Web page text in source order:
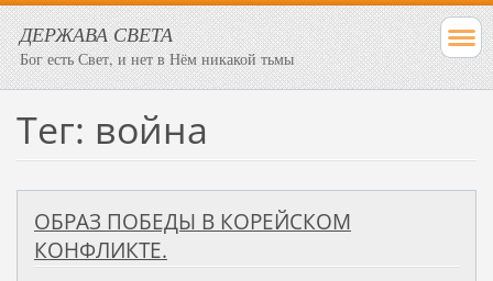
ДЕРЖАВА СВЕТА
Бог есть Свет, и нет в Нём никакой тьмы
Тег: война
ОБРАЗ ПОБЕДЫ В КОРЕЙСКОМ
КОНФЛИКТЕ.